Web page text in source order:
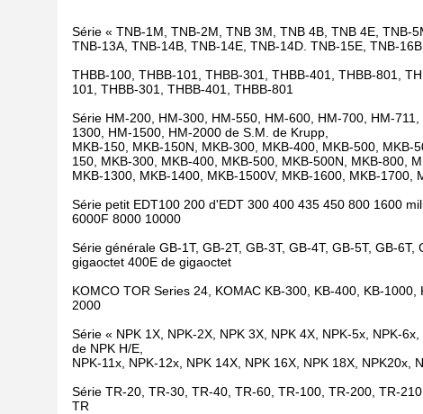
Série « TNB-1M, TNB-2M, TNB 3M, TNB 4B, TNB 4E, TNB-
TNB-13A, TNB-14B, TNB-14E, TNB-14D. TNB-15E, TNB-
THBB-100, THBB-101, THBB-301, THBB-401, THBB-801,
101, THBB-301, THBB-401, THBB-801
Série HM-200, HM-300, HM-550, HM-600, HM-700, HM-
1300, HM-1500, HM-2000 de S.M. de Krupp,
MKB-150, MKB-150N, MKB-300, MKB-400, MKB-500,
150, MKB-300, MKB-400, MKB-500, MKB-500N, MKB-800,
MKB-1300, MKB-1400, MKB-1500V, MKB-1600, MKB-1700,
Série petit EDT100 200 d'EDT 300 400 435 450 800 1600
6000F 8000 10000
Série générale GB-1T, GB-2T, GB-3T, GB-4T, GB-5T, GB-
gigaoctet 400E de gigaoctet
KOMCO TOR Series 24, KOMAC KB-300, KB-400, KB-
2000
Série « NPK 1X, NPK-2X, NPK 3X, NPK 4X, NPK-5x, NPK-
de NPK H/E,
NPK-11x, NPK-12x, NPK 14X, NPK 16X, NPK 18X,
Série TR-20, TR-30, TR-40, TR-60, TR-100, TR-200, TR-
TR